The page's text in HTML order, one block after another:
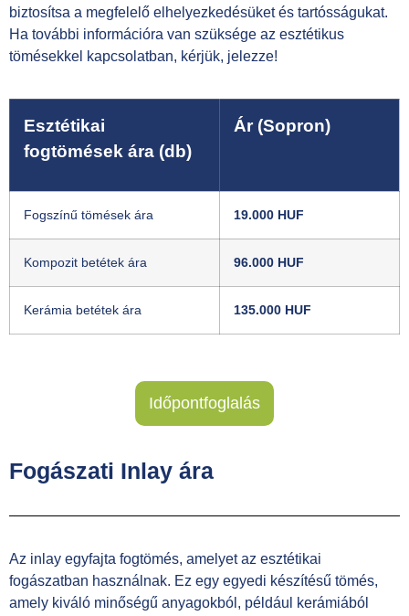
biztosítsa a megfelelő elhelyezkedésüket és tartósságukat.
Ha további információra van szüksége az esztétikus
tömésekkel kapcsolatban, kérjük, jelezze!
Esztétikai
fogtömések ára (db)
Ár (Sopron)
Fogszínű tömések ára 19.000 HUF
Kompozit betétek ára 96.000 HUF
Kerámia betétek ára 135.000 HUF
Időpontfoglalás
Fogászati Inlay ára
Az inlay egyfajta fogtömés, amelyet az esztétikai
fogászatban használnak. Ez egy egyedi készítésű tömés,
amely kiváló minőségű anyagokból, például kerámiából